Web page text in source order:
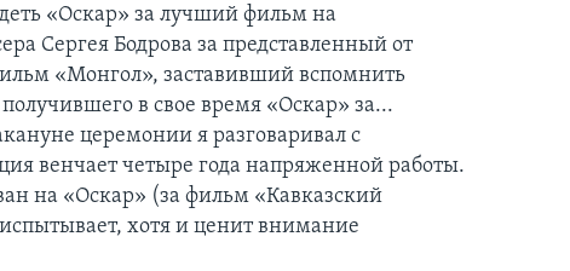
«Оскар» за лучший фильм на
Сергея Бодрова за представленный от
«Монгол», заставивший вспомнить
в свое время «Оскар» за...
церемонии я разговаривал с
венчает четыре года напряженной работы.
на «Оскар» (за фильм «Кавказский
хотя и ценит внимание